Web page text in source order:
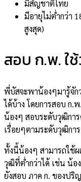
มีสัญชาติไทย
มีอายุไม่ต่ำกว่า
สูงสุด)
สอบ ก.พ. ใ
พี่บัสจะพาน้องๆมารู้จัก
ได้บ้าง โดยการสอบ ก.
น้องๆ สอบระดับวุฒิกา
เรื่อยๆตามระดับวุฒิกา
ทั้งนี้น้องๆ สามารถใช้
วุฒิที่ต่ำกว่าได้ เช่น น้อ
ยังสอบ ภาค ก. ของป